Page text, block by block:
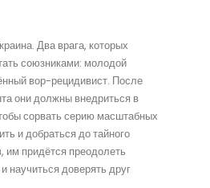
Два врага, которых
союзниками: молодой
вор-рецидивист. После
они должны внедриться в
сорвать серию масштабных
и добраться до тайного
им придётся преодолеть
научиться доверять друг